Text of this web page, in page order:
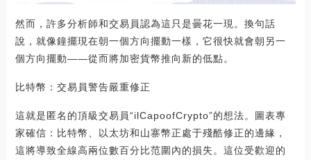
然而，許多分析師和交易員認為這只是曇花一現。換句話
說，就像鐘擺現在朝一個方向擺動一樣，它很快就會朝另一
個方向擺動——從而將加密貨幣推向新的低點。
比特幣：交易員警告嚴重修正
這就是匿名的頂級交易員“ilCapoofCrypto”的想法。圖表專
家確信：比特幣、以太坊和山寨幣正處于殘酷修正的邊緣，
這將導致全線高兩位數百分比范圍內的損失。這位受歡迎的